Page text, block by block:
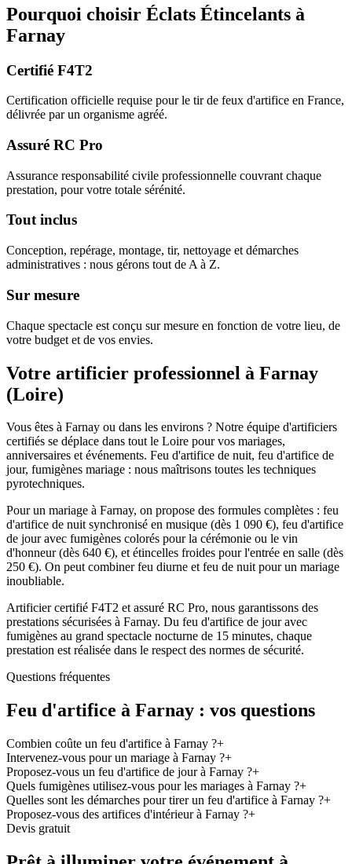
Pourquoi choisir Éclats Étincelants à
Farnay
Certifié F4T2
Certification officielle requise pour le tir de feux d'artifice en France,
délivrée par un organisme agréé.
Assuré RC Pro
Assurance responsabilité civile professionnelle couvrant chaque
prestation, pour votre totale sérénité.
Tout inclus
Conception, repérage, montage, tir, nettoyage et démarches
administratives : nous gérons tout de A à Z.
Sur mesure
Chaque spectacle est conçu sur mesure en fonction de votre lieu, de
votre budget et de vos envies.
Votre artificier professionnel à Farnay
(Loire)
Vous êtes à Farnay ou dans les environs ? Notre équipe d'artificiers
certifiés se déplace dans tout le Loire pour vos mariages,
anniversaires et événements. Feu d'artifice de nuit, feu d'artifice de
jour, fumigènes mariage : nous maîtrisons toutes les techniques
pyrotechniques.
Pour un mariage à Farnay, on propose des formules complètes : feu
d'artifice de nuit synchronisé en musique (dès 1 090 €), feu d'artifice
de jour avec fumigènes colorés pour la cérémonie ou le vin
d'honneur (dès 640 €), et étincelles froides pour l'entrée en salle (dès
250 €). On peut combiner feu diurne et feu de nuit pour un mariage
inoubliable.
Artificier certifié F4T2 et assuré RC Pro, nous garantissons des
prestations sécurisées à Farnay. Du feu d'artifice de jour avec
fumigènes au grand spectacle nocturne de 15 minutes, chaque
prestation est réalisée dans le respect des normes de sécurité.
Questions fréquentes
Feu d'artifice à Farnay : vos questions
Combien coûte un feu d'artifice à Farnay ?+
Intervenez-vous pour un mariage à Farnay ?+
Proposez-vous un feu d'artifice de jour à Farnay ?+
Quels fumigènes utilisez-vous pour les mariages à Farnay ?+
Quelles sont les démarches pour tirer un feu d'artifice à Farnay ?+
Proposez-vous des artifices d'intérieur à Farnay ?+
Devis gratuit